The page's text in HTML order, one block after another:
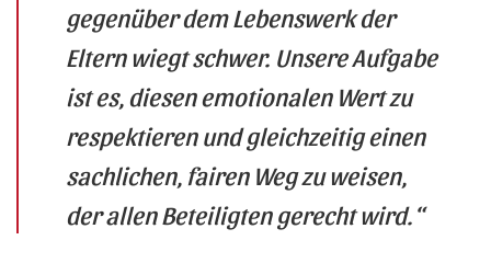
gegenüber dem Lebenswerk der
Eltern wiegt schwer. Unsere Aufgabe
ist es, diesen emotionalen Wert zu
respektieren und gleichzeitig einen
sachlichen, fairen Weg zu weisen,
der allen Beteiligten gerecht wird.“